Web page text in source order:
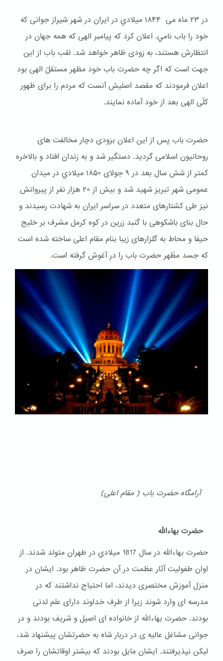
در ۲۳ ماه می ۱۸۴۴ ميلادي در ایران در شهر شیراز جوانی که
خود را باب نامي. اعلان کرد که پیامبر الهی که همه جهان در
انتظارش هستند، به زودی ظاهر خواهد شد. لقب باب از این
جهت است که اگر چه حضرت باب خود مظهر مستقلّ الهی بود
اعلان فرمودند که مقصد اصلیش آنست که مردم را برای ظهور
کلّی الهی بعد از خود آماده نمایند.
حضرت باب پس از این اعلان بزودی دچار مخالفت های
روحانیون اسلامی گردید. دستگیر شد و به زندان افتاد و بالاخره
کمتر از شش سال بعد در ۹ جولای ۱۸۵۰ ميلادي در میدان
عمومی شهر تبریز شهید شد و بیش از ۲۰ هزار نفر از پیروانش
نیز طی کشتارهای متعدد در سراسر ایران به شهادت رسیدند و
حال بنای باشكوهی با گنبد زرین در کوه کرمل مشرف بر خلیج
حیفا و محاط به گلزارهای زیبا بنام مقام اعلی ساخته شده است
که جسد مطّهر حضرت باب را در آغوش گرفته است.
آرامگاه حضرت باب ( مقام اعلی)
حضرت بهاءالله
حضرت بهاءالله در سال 1817 ميلادي در طهران متولد شدند. از
اوان طفولیت آثار عظمت در آن حضرت ظاهر بود. ایشان در
منزل آموزش مختصری دیدند، اما احتیاج نداشتند که در
مدرسه ای وارد شوند زیرا از طرف خداوند دارای علم لدنی
بودند. حضرت بهاءالله از خانواده ای اصیل و شریف بودند و در
جوانی مشاغل عالیه ی در دربار شاه به حضرتشان پیشنهاد شد،
لیکن نپذیرفتند. ایشان مایل بودند که بیشتر اوقاتشان را صرف